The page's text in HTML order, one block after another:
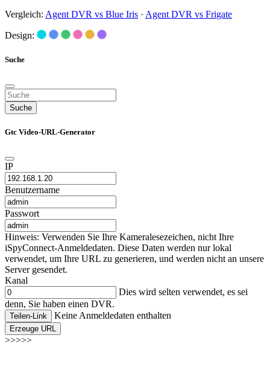
Vergleich: Agent DVR vs Blue Iris · Agent DVR vs Frigate
Design:
Suche
Suche
Gtc Video-URL-Generator
IP
Benutzername
Passwort
Hinweis: Verwenden Sie Ihre Kameralesezeichen, nicht Ihre
iSpyConnect-Anmeldedaten. Diese Daten werden nur lokal
verwendet, um Ihre URL zu generieren, und werden nicht an unsere
Server gesendet.
Kanal
Dies wird selten verwendet, es sei
denn, Sie haben einen DVR.
Teilen-Link Keine Anmeldedaten enthalten
Erzeuge URL
>>>>>